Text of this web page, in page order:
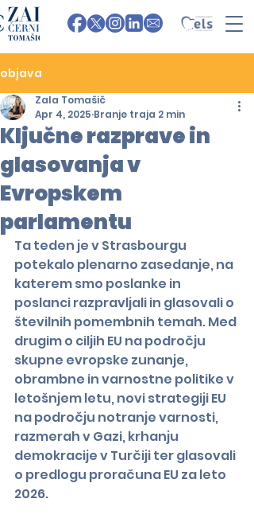
objava
Ključne razprave in
glasovanja v
Evropskem
parlamentu
Zala Tomašič
Apr 4, 2025 Branje traja 2 min
Ta teden je v Strasbourgu
potekalo plenarno zasedanje, na
katerem smo poslanke in
poslanci razpravljali in glasovali o
številnih pomembnih temah. Med
drugim o ciljih EU na področju
skupne evropske zunanje,
obrambne in varnostne politike v
letošnjem letu, novi strategiji EU
na področju notranje varnosti,
razmerah v Gazi, krhanju
demokracije v Turčiji ter glasovali
o predlogu proračuna EU za leto
2026.